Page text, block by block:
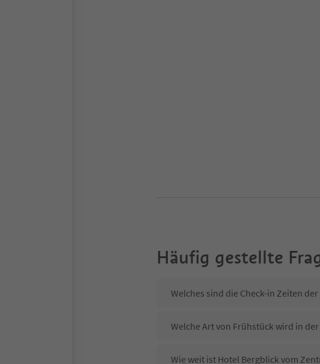
Häufig gestellte
Welches sind die Check-in Zeiten
Welche Art von Frühstück wird in
Wie weit ist Hotel Bergblick vom